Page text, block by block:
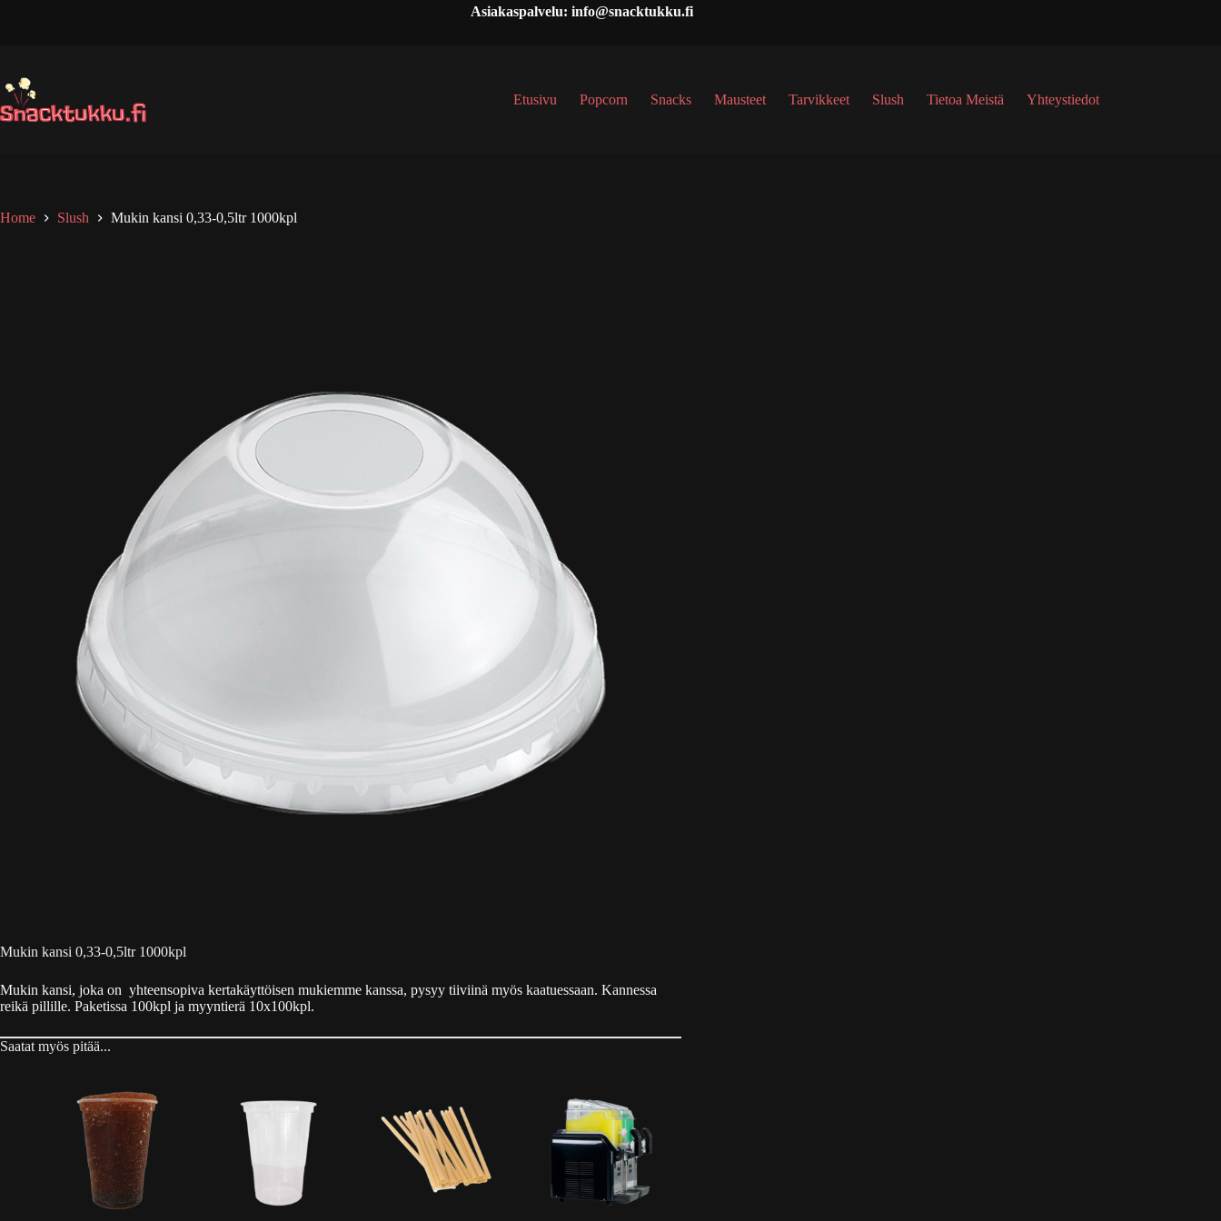
Asiakaspalvelu: info@snacktukku.fi
Etusivu Popcorn Snacks Mausteet Tarvikkeet Slush Tietoa Meistä Yhteystiedot
Home Slush Mukin kansi 0,33-0,5ltr 1000kpl
Mukin kansi 0,33-0,5ltr 1000kpl
Mukin kansi, joka on yhteensopiva kertakäyttöisen mukiemme kanssa, pysyy tiiviinä myös kaatuessaan. Kannessa
reikä pillille. Paketissa 100kpl ja myyntierä 10x100kpl.
Saatat myös pitää...